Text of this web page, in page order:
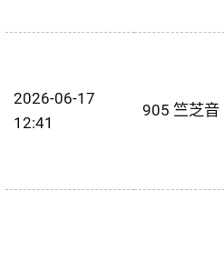
2026-06-17
12:41
905 竺芝音